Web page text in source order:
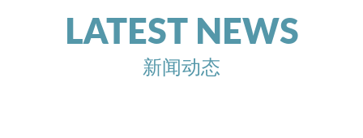
LATEST NEWS
新闻动态